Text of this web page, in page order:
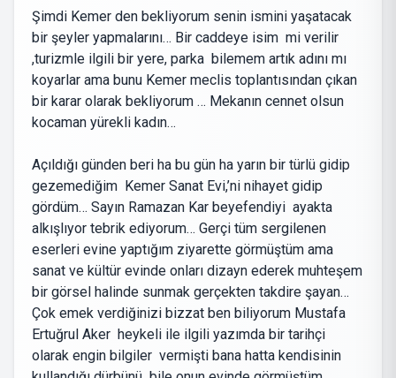
Şimdi Kemer den bekliyorum senin ismini yaşatacak
bir şeyler yapmalarını… Bir caddeye isim mi verilir
,turizmle ilgili bir yere, parka bilemem artık adını mı
koyarlar ama bunu Kemer meclis toplantısından çıkan
bir karar olarak bekliyorum … Mekanın cennet olsun
kocaman yürekli kadın…
Açıldığı günden beri ha bu gün ha yarın bir türlü gidip
gezemediğim Kemer Sanat Evi,’ni nihayet gidip
gördüm… Sayın Ramazan Kar beyefendiyi ayakta
alkışlıyor tebrik ediyorum… Gerçi tüm sergilenen
eserleri evine yaptığım ziyarette görmüştüm ama
sanat ve kültür evinde onları dizayn ederek muhteşem
bir görsel halinde sunmak gerçekten takdire şayan…
Çok emek verdiğinizi bizzat ben biliyorum Mustafa
Ertuğrul Aker heykeli ile ilgili yazımda bir tarihçi
olarak engin bilgiler vermişti bana hatta kendisinin